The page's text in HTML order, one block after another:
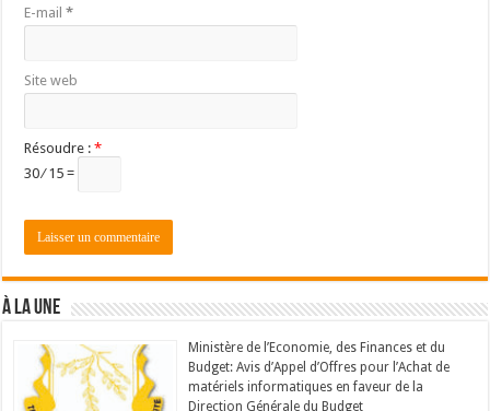
E-mail*
Site web
Résoudre :*
30 ⁄ 15 =
À LA UNE
Ministère de l’Economie, des Finances et du
Budget: Avis d’Appel d’Offres pour l’Achat de
matériels informatiques en faveur de la
Direction Générale du Budget